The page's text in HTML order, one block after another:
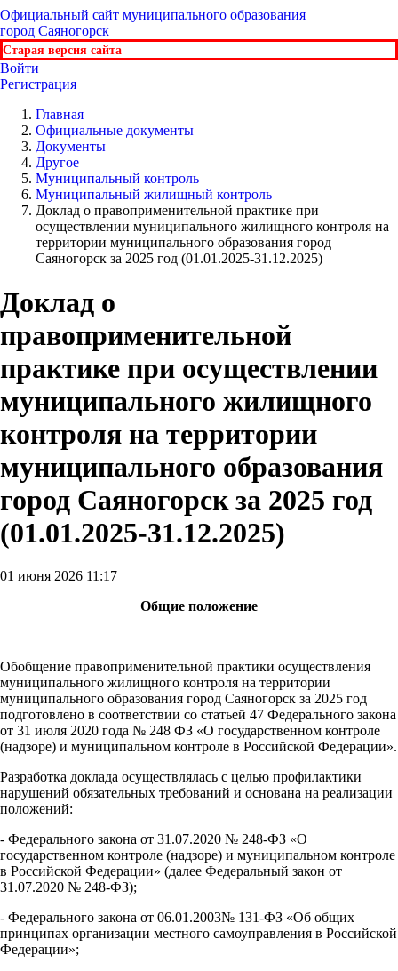
Официальный сайт муниципального образования
город Саяногорск
Старая версия сайта
Войти
Регистрация
Главная
Официальные документы
Документы
Другое
Муниципальный контроль
Муниципальный жилищный контроль
Доклад о правоприменительной практике при
осуществлении муниципального жилищного контроля на
территории муниципального образования город
Саяногорск за 2025 год (01.01.2025-31.12.2025)
Доклад о
правоприменительной
практике при осуществлении
муниципального жилищного
контроля на территории
муниципального образования
город Саяногорск за 2025 год
(01.01.2025-31.12.2025)
01 июня 2026 11:17
Общие положение
Обобщение правоприменительной практики осуществления
муниципального жилищного контроля на территории
муниципального образования город Саяногорск за 2025 год
подготовлено в соответствии со статьей 47 Федерального закона
от 31 июля 2020 года № 248 ФЗ «О государственном контроле
(надзоре) и муниципальном контроле в Российской Федерации».
Разработка доклада осуществлялась с целью профилактики
нарушений обязательных требований и основана на реализации
положений:
- Федерального закона от 31.07.2020 № 248-ФЗ «О
государственном контроле (надзоре) и муниципальном контроле
в Российской Федерации» (далее Федеральный закон от
31.07.2020 № 248-ФЗ);
- Федерального закона от 06.01.2003№ 131-ФЗ «Об общих
принципах организации местного самоуправления в Российской
Федерации»;